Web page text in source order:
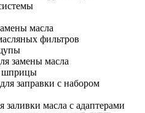
масла
фильтров
замены масла
шприцы
заправки с набором
заливки масла с адаптерами